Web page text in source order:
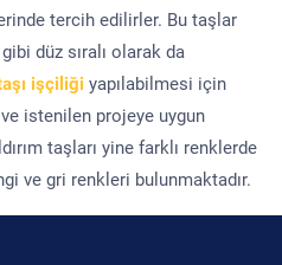
tercih edilirler. Bu taşlar
düz sıralı olarak da
işçiliği yapılabilmesi için
istenilen projeye uygun
taşları yine farklı renklerde
ve gri renkleri bulunmaktadır.